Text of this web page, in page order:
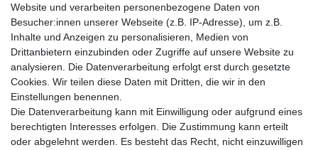
Widerrufs­recht Vertrag widerrufen Kontakt
Versandinformationen
Drucken
Website und verarbeiten personenbezogene Daten von
Besucher:innen unserer Webseite (z.B. IP-Adresse), um z.B.
Inhalte und Anzeigen zu personalisieren, Medien von
Drittanbietern einzubinden oder Zugriffe auf unsere Website zu
analysieren. Die Datenverarbeitung erfolgt erst durch gesetzte
Cookies. Wir teilen diese Daten mit Dritten, die wir in den
Einstellungen benennen.
Die Datenverarbeitung kann mit Einwilligung oder aufgrund eines
berechtigten Interesses erfolgen. Die Zustimmung kann erteilt
oder abgelehnt werden. Es besteht das Recht, nicht einzuwilligen